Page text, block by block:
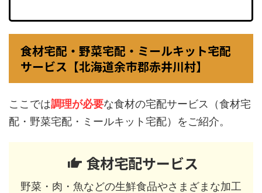
食材宅配・野菜宅配・ミールキット宅配
サービス【北海道余市郡赤井川村】
ここでは調理が必要な食材の宅配サービス（食材宅
配・野菜宅配・ミールキット宅配）をご紹介。
食材宅配サービス
野菜・肉・魚などの生鮮食品やさまざまな加工